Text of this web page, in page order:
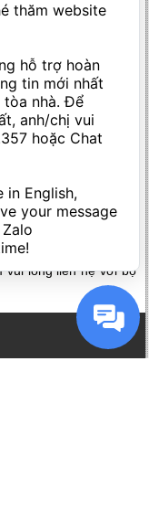
vững mạnh từ
sở hữu tổ hợp tiện
nội khu như: shop
thể thao, sân chơi
học Vinschool,…Có
siêu phẩm đẳng
lại lợi nhuận cao
các nhà đầu tư sẽ
khi đầu tư vào
sinh lời lớn trong
triển sầm uất hơn
tư vào chung cư
thể nào hấp dẫn
sách bán hàng, mặt
vui lòng liên hệ với bộ
thăm website
hỗ trợ hoàn
tin mới nhất
tòa nhà. Để
anh/chị vui
hoặc Chat
in English,
your message